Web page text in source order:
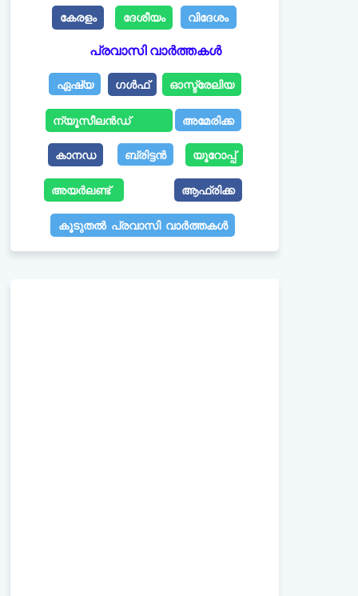
കേരളം ദേശീയം വിദേശം
പ്രവാസി വാർത്തകൾ
ഏഷ്യ ഗൾഫ് ഓസ്ട്രേലിയ
ന്യൂസീലൻഡ് അമേരിക്ക
കാനഡ ബ്രിട്ടൻ യൂറോപ്പ്
അയർലണ്ട് ആഫ്രിക്ക
കൂടുതൽ പ്രവാസി വാർത്തകൾ